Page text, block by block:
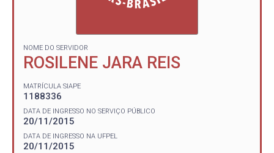
NOME DO SERVIDOR
ROSILENE JARA REIS
MATRÍCULA SIAPE
1188336
DATA DE INGRESSO NO SERVIÇO PÚBLICO
20/11/2015
DATA DE INGRESSO NA UFPEL
20/11/2015